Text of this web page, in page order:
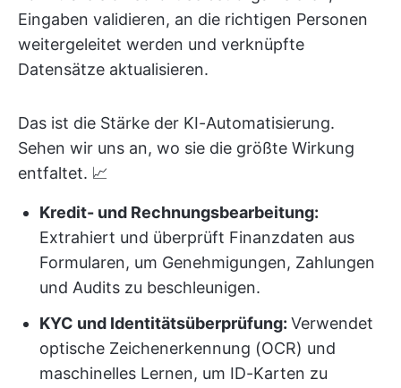
Eingaben validieren, an die richtigen Personen
weitergeleitet werden und verknüpfte
Datensätze aktualisieren.
Das ist die Stärke der KI-Automatisierung.
Sehen wir uns an, wo sie die größte Wirkung
entfaltet. 📈
Kredit- und Rechnungsbearbeitung:
Extrahiert und überprüft Finanzdaten aus
Formularen, um Genehmigungen, Zahlungen
und Audits zu beschleunigen.
KYC und Identitätsüberprüfung: Verwendet
optische Zeichenerkennung (OCR) und
maschinelles Lernen, um ID-Karten zu